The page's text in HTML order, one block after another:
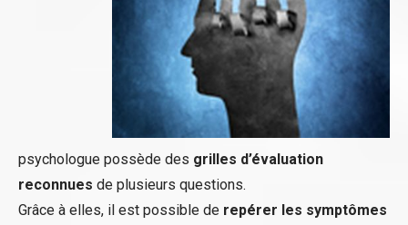
psychologue possède des grilles d’évaluation
reconnues de plusieurs questions.
Grâce à elles, il est possible de repérer les symptômes